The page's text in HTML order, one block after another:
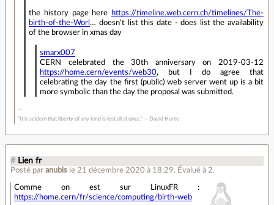
the history page here
https://timeline.web.cern.ch/timelines/The-
birth-of-the-Worl … doesn't list this date - does list the availability
of the browser in xmas day
smarx007
CERN celebrated the 30th anniversary on 2019-03-12
https://home.cern/events/web30, but I do agree that
celebrating the day the first (public) web server went up is a bit
more symbolic than the day the proposal was submitted.
“It is seldom that liberty of any kind is lost all at once.” ― David Hume
# Lien fr
Posté par anubis le 21 décembre 2020 à 18:29. Évalué à 2.
Comme on est sur LinuxFR :
https://home.cern/fr/science/computing/birth-web